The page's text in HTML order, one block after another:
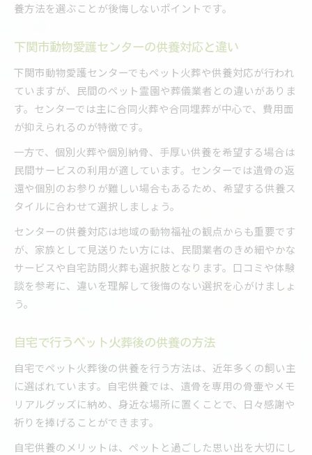
養方法を選ぶことが後悔しないポイントです。
下関市動物愛護センターの供養対応と違い
下関市動物愛護センターでもペット火葬や供養対応が行われ
ていますが、民間のペット霊園や葬儀業者との違いがありま
す。センターでは主に合同火葬や合同埋葬が中心で、費用面
が抑えられるのが特徴です。
一方で、個別火葬や個別納骨、手厚い供養を希望する場合は
民間サービスの利用が適しています。センターでは遺骨の返
還や個別のお参りが難しい場合もあるため、希望する供養ス
タイルに合わせて選択しましょう。
センターの供養対応は地域の動物福祉の観点からも重要です
が、家族として見送りたい方には、民間業者のきめ細やかな
サービスや自宅訪問火葬も選択肢となります。口コミや体験
談を参考に、違いを理解して後悔のない選択を心がけましょ
う。
自宅で行うペット火葬後の供養の方法
自宅でペット火葬後の供養を行う方法は、近年多くの飼い主
に選ばれています。自宅供養では、遺骨を専用の骨壷やメモ
リアルグッズに納め、身近な場所に置くことで、日々感謝や
祈りを捧げることができます。
自宅供養のメリットは、ペットと過ごした思い出を大切にし